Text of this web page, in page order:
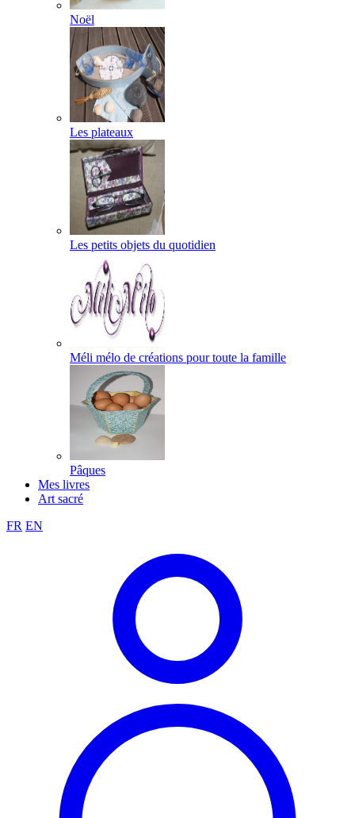
Noël
Les plateaux
Les petits objets du quotidien
Méli mélo de créations pour toute la famille
Pâques
Mes livres
Art sacré
FR EN